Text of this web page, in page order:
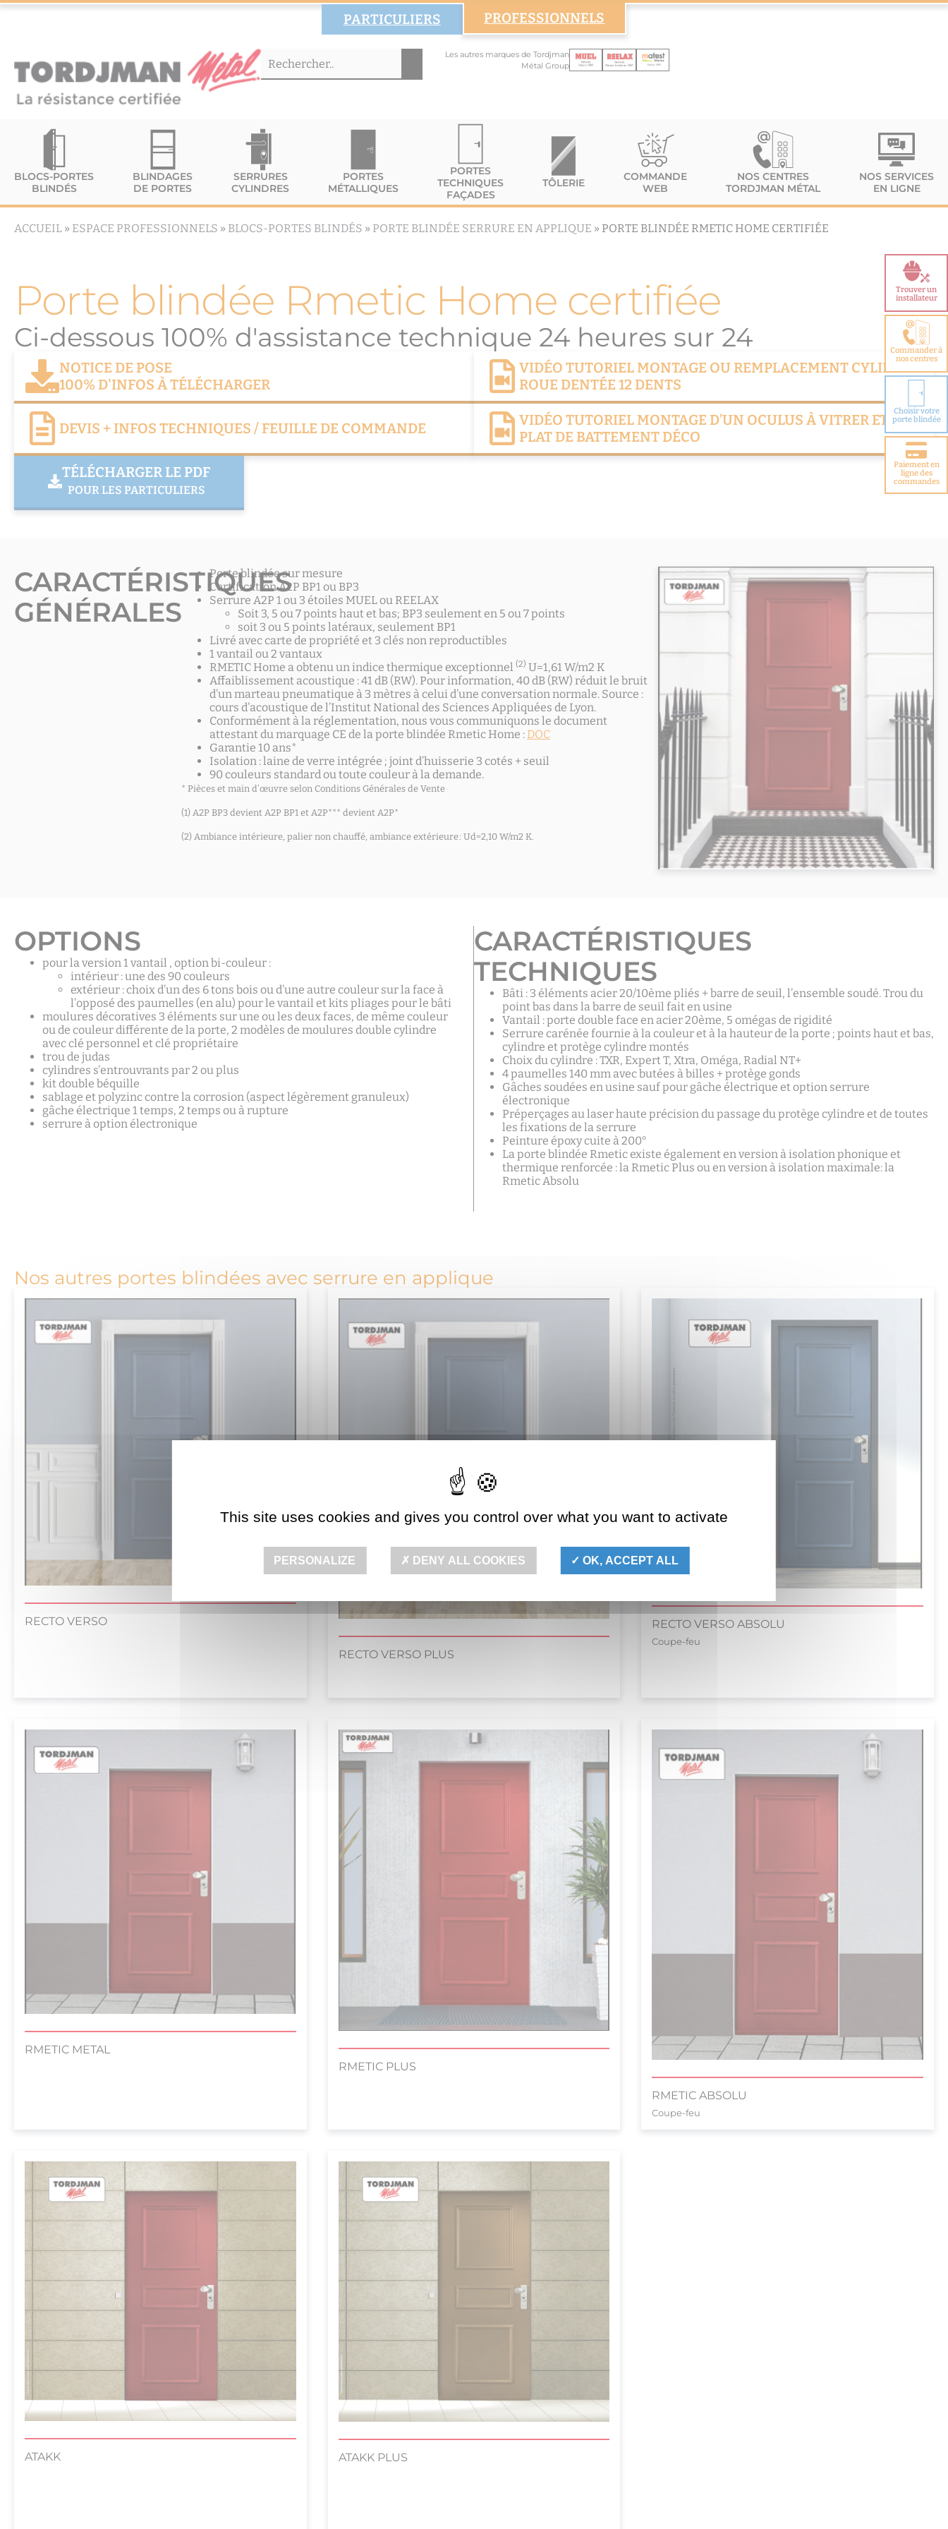
PARTICULIERS PROFESSIONNELS
Les autres marques de Tordjman
Métal Group
BLOCS-PORTES
BLINDÉS
BLINDAGES
DE PORTES
SERRURES
CYLINDRES
PORTES
MÉTALLIQUES
PORTES
TECHNIQUES
FAÇADES
TÔLERIE
COMMANDE
WEB
NOS CENTRES
TORDJMAN MÉTAL
NOS SERVICES
EN LIGNE
Trouver un
installateur
Commander à
nos centres
Choisir votre
porte blindée
Paiement en
ligne des
commandes
ACCUEIL » ESPACE PROFESSIONNELS » BLOCS-PORTES BLINDÉS » PORTE BLINDÉE SERRURE EN APPLIQUE » PORTE BLINDÉE RMETIC HOME CERTIFIÉE
Porte blindée Rmetic Home certifiée
Ci-dessous 100% d'assistance technique 24 heures sur 24
NOTICE DE POSE
100% D'INFOS À TÉLÉCHARGER
DEVIS + INFOS TECHNIQUES / FEUILLE DE COMMANDE
VIDÉO TUTORIEL MONTAGE OU REMPLACEMENT CYLINDRE
ROUE DENTÉE 12 DENTS
VIDÉO TUTORIEL MONTAGE D’UN OCULUS À VITRER ET DU
PLAT DE BATTEMENT DÉCO
TÉLÉCHARGER LE PDF
POUR LES PARTICULIERS
CARACTÉRISTIQUES
GÉNÉRALES
Porte blindée sur mesure
Certification A2P BP1 ou BP3
Serrure A2P 1 ou 3 étoiles MUEL ou REELAX
Soit 3, 5 ou 7 points haut et bas; BP3 seulement en 5 ou 7 points
soit 3 ou 5 points latéraux, seulement BP1
Livré avec carte de propriété et 3 clés non reproductibles
1 vantail ou 2 vantaux
RMETIC Home a obtenu un indice thermique exceptionnel(2) U=1,61 W/m2 K
Affaiblissement acoustique : 41 dB (RW). Pour information, 40 dB (RW) réduit le bruit
d’un marteau pneumatique à 3 mètres à celui d’une conversation normale. Source :
cours d’acoustique de l’Institut National des Sciences Appliquées de Lyon.
Conformément à la réglementation, nous vous communiquons le document
attestant du marquage CE de la porte blindée Rmetic Home : DOC
Garantie 10 ans*
Isolation : laine de verre intégrée ; joint d’huisserie 3 cotés + seuil
90 couleurs standard ou toute couleur à la demande.
* Pièces et main d’œuvre selon Conditions Générales de Vente
(1) A2P BP3 devient A2P BP1 et A2P*** devient A2P*
(2) Ambiance intérieure, palier non chauffé, ambiance extérieure : Ud=2,10 W/m2 K.
OPTIONS
pour la version 1 vantail , option bi-couleur :
intérieur : une des 90 couleurs
extérieur : choix d’un des 6 tons bois ou d’une autre couleur sur la face à
l’opposé des paumelles (en alu) pour le vantail et kits pliages pour le bâti
moulures décoratives 3 éléments sur une ou les deux faces, de même couleur
ou de couleur différente de la porte, 2 modèles de moulures double cylindre
avec clé personnel et clé propriétaire
trou de judas
cylindres s’entrouvrants par 2 ou plus
kit double béquille
sablage et polyzinc contre la corrosion (aspect légèrement granuleux)
gâche électrique 1 temps, 2 temps ou à rupture
serrure à option électronique
CARACTÉRISTIQUES
TECHNIQUES
Bâti : 3 éléments acier 20/10ème pliés + barre de seuil, l’ensemble soudé. Trou du
point bas dans la barre de seuil fait en usine
Vantail : porte double face en acier 20ème, 5 omégas de rigidité
Serrure carénée fournie à la couleur et à la hauteur de la porte ; points haut et bas,
cylindre et protège cylindre montés
Choix du cylindre : TXR, Expert T, Xtra, Oméga, Radial NT+
4 paumelles 140 mm avec butées à billes + protège gonds
Gâches soudées en usine sauf pour gâche électrique et option serrure
électronique
Préperçages au laser haute précision du passage du protège cylindre et de toutes
les fixations de la serrure
Peinture époxy cuite à 200°
La porte blindée Rmetic existe également en version à isolation phonique et
thermique renforcée : la Rmetic Plus ou en version à isolation maximale: la
Rmetic Absolu
Nos autres portes blindées avec serrure en applique
RECTO VERSO
RECTO VERSO PLUS
RECTO VERSO ABSOLU
Coupe-feu
RMETIC METAL
RMETIC PLUS
RMETIC ABSOLU
Coupe-feu
ATAKK ATAKK PLUS
This site uses cookies and gives you control over what you want to activate
PERSONALIZE DENY ALL COOKIES OK, ACCEPT ALL